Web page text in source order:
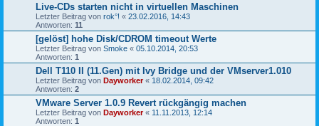
Live-CDs starten nicht in virtuellen Maschinen
Letzter Beitrag von rok°! « 23.02.2016, 14:43
Antworten: 11
[gelöst] hohe Disk/CDROM timeout Werte
Letzter Beitrag von Smoke « 05.10.2014, 20:53
Antworten: 1
Dell T110 II (11.Gen) mit Ivy Bridge und der VMserver1.010
Letzter Beitrag von Dayworker« 18.02.2014, 09:42
Antworten: 2
VMware Server 1.0.9 Revert rückgängig machen
Letzter Beitrag von Dayworker« 11.11.2013, 12:14
Antworten: 1